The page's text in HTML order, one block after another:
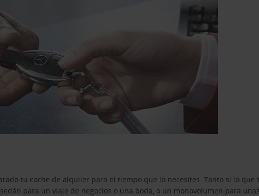
tu coche de alquiler para el tiempo que lo necesites. Tanto si lo
para un viaje de negocios o una boda, o un monovolumen para